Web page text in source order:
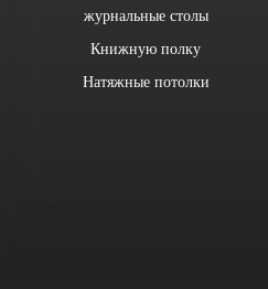
журнальные столы
Книжную полку
Натяжные потолки